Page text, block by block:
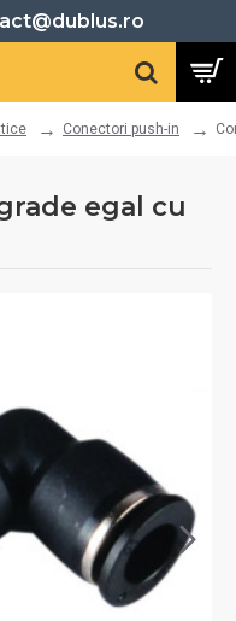
Conectori push-in
egal cu